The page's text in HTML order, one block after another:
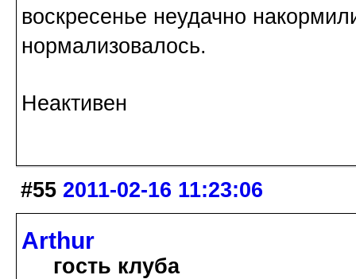
воскресенье неудачно
нормализовалось.
Неактивен
#55 2011-02-16 11:23:06
Arthur
гость клуба